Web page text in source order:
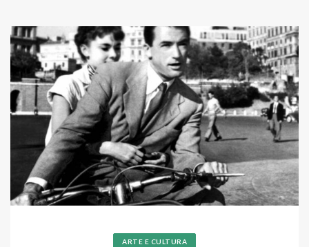
ARTE E CULTURA